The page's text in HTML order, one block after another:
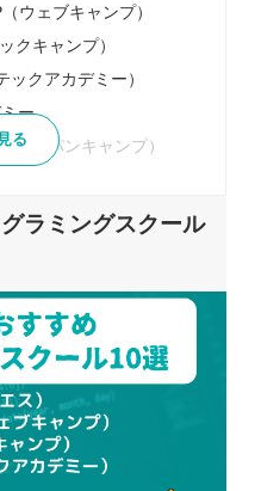
ウェブキャンプ）
クキャンプ）
ックアカデミー）
ミー
ポテパンキャンプ）
選ぶポイント
どちらで学ぶか
が充実しているか
なっているか
学習するメリット
率良く学べる
問できる
る
ラミングスクール